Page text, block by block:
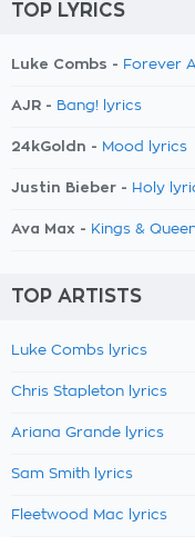
TOP LYRICS
Luke Combs - Forever
AJR - Bang! lyrics
24kGoldn - Mood lyrics
Justin Bieber - Holy
Ava Max - Kings &
TOP ARTISTS
Luke Combs lyrics
Chris Stapleton lyrics
Ariana Grande lyrics
Sam Smith lyrics
Fleetwood Mac lyrics